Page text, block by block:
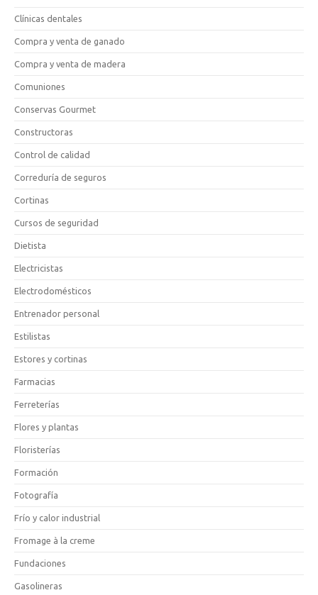
Clínicas dentales
Compra y venta de ganado
Compra y venta de madera
Comuniones
Conservas Gourmet
Constructoras
Control de calidad
Correduría de seguros
Cortinas
Cursos de seguridad
Dietista
Electricistas
Electrodomésticos
Entrenador personal
Estilistas
Estores y cortinas
Farmacias
Ferreterías
Flores y plantas
Floristerías
Formación
Fotografía
Frío y calor industrial
Fromage à la creme
Fundaciones
Gasolineras